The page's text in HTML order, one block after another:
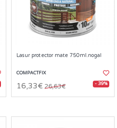
Lasur protector mate 750ml.nogal
COMPACTFIX
16,33€ 26,63€ - 39%